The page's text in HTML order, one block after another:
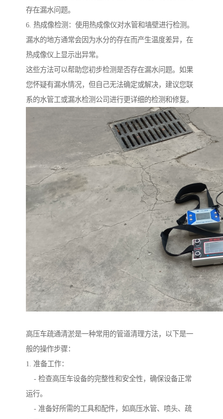
存在漏水问题。
6. 热成像检测：使用热成像仪对水管和墙壁进行检测。
漏水的地方通常会因为水分的存在而产生温度差异，在
热成像仪上显示出异常。
这些方法可以帮助您初步检测是否存在漏水问题。如果
您怀疑有漏水情况，但自己无法确定或解决，建议您联
系的水管工或漏水检测公司进行更详细的检测和修复。
高压车疏通清淤是一种常用的管道清理方法，以下是一
般的操作步骤：
1. 准备工作：
- 检查高压车设备的完整性和安全性，确保设备正常
运行。
- 准备好所需的工具和配件，如高压水管、喷头、疏